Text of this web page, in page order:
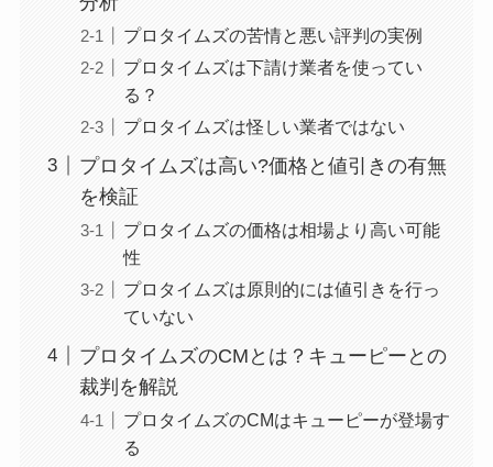
プロタイムズの苦情と悪い評判の実例
プロタイムズは下請け業者を使ってい
る？
プロタイムズは怪しい業者ではない
プロタイムズは高い?価格と値引きの有無
を検証
プロタイムズの価格は相場より高い可能
性
プロタイムズは原則的には値引きを行っ
ていない
プロタイムズのCMとは？キューピーとの
裁判を解説
プロタイムズのCMはキューピーが登場す
る